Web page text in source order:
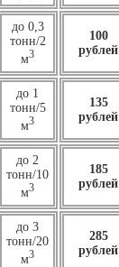
до 0,3
тонн/2
м3
100
рублей
до 1
тонн/5
м3
135
рублей
до 2
тонн/10
м3
185
рублей
до 3
тонн/20
м3
285
рублей